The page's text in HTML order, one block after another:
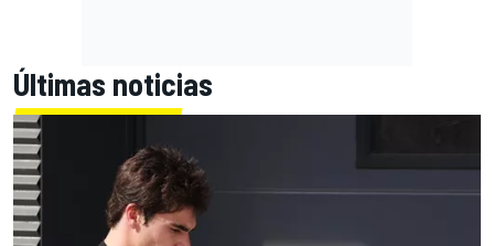
Últimas noticias